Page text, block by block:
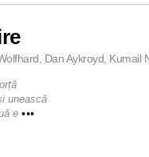
Dan Aykroyd, Kumail
unească
e •••